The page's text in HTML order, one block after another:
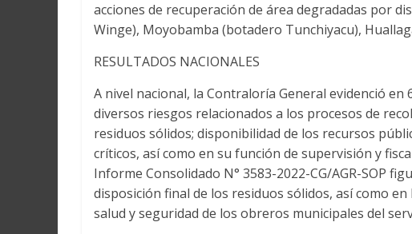
acciones de recuperación de área degradadas por
Winge), Moyobamba (botadero Tunchiyacu),
RESULTADOS NACIONALES
A nivel nacional, la Contraloría General evidenció
diversos riesgos relacionados a los procesos de
residuos sólidos; disponibilidad de los recursos
críticos, así como en su función de supervisión y
Informe Consolidado N° 3583-2022-CG/AGR-SOP
disposición final de los residuos sólidos, así como
salud y seguridad de los obreros municipales del